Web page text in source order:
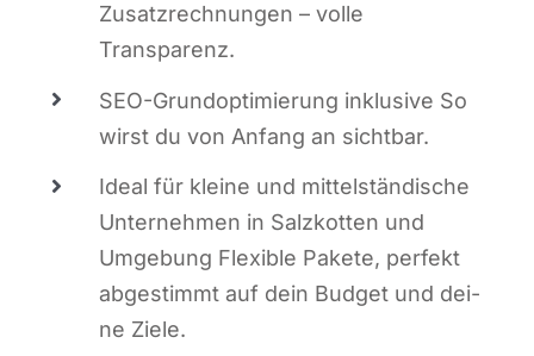
Zusatz­rech­nun­gen – vol­le
Transparenz.
SEO-Grund­op­ti­mie­rung inklu­si­ve So
wirst du von Anfang an sichtbar.
Ide­al für klei­ne und mit­tel­stän­di­sche
Unter­neh­men in Salz­kot­ten und
Umge­bung Fle­xi­ble Pake­te, per­fekt
abge­stimmt auf dein Bud­get und dei­
ne Ziele.